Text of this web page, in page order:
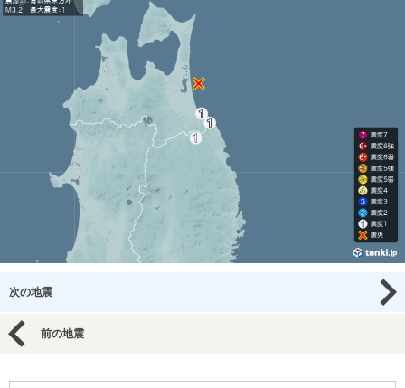
次の地震
前の地震